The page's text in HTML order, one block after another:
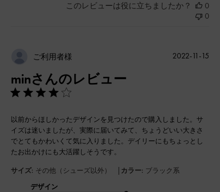
このレビューは役に立ちましたか？
0
0
ご利用者様
minさんのレビュー
以前からほしかったデザインを見つけたので購入しました。サ
イズは迷いましたが、実際に届いてみて、ちょうどいい大きさ
でとてもかわいくて気に入りました。デイリーにもちょっとし
たお出かけにも大活躍しそうです。
サイズ: その他（シューズ以外） | カラー: ブラック系
デザイン
公
2022-11-15